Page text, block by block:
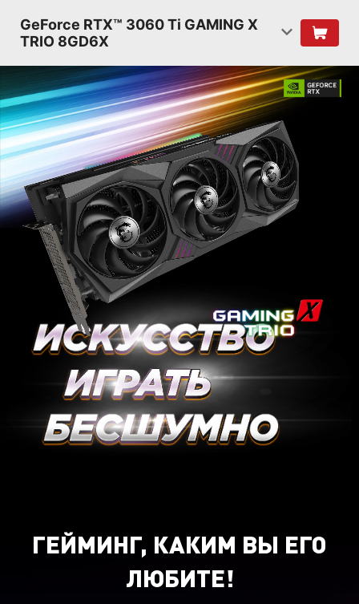
GeForce RTX™ 3060 Ti GAMING X
TRIO 8GD6X
ГЕЙМИНГ, КАКИМ ВЫ ЕГО
ЛЮБИТЕ!